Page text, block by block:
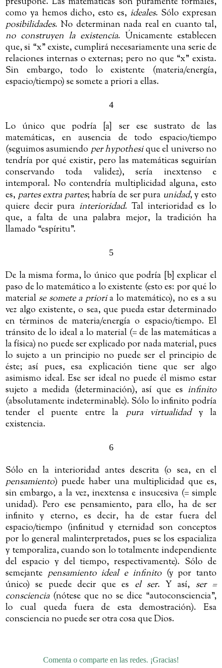
como ya hemos dicho, esto es, ideales. Sólo expresan
posibilidades. No determinan nada real en cuanto tal,
no construyen la existencia. Únicamente establecen
que, si “x” existe, cumplirá necesariamente una serie de
relaciones internas o externas; pero no que “x” exista.
Sin embargo, todo lo existente (materia/energía,
espacio/tiempo) se somete a priori a ellas.
4
Lo único que podría [a] ser ese sustrato de las
matemáticas, en ausencia de todo espacio/tiempo
(seguimos asumiendo per hypothesique el universo no
tendría por qué existir, pero las matemáticas seguirían
conservando toda validez), sería inextenso e
intemporal. No contendría multiplicidad alguna, esto
es, partes extra partes; habría de ser pura unidad, y esto
quiere decir pura interioridad. Tal interioridad es lo
que, a falta de una palabra mejor, la tradición ha
llamado “espíritu”.
5
De la misma forma, lo único que podría [b] explicar el
paso de lo matemático a lo existente (esto es: por qué lo
material se somete a prioria lo matemático), no es a su
vez algo existente, o sea, que pueda estar determinado
en términos de materia/energía o espacio/tiempo. El
tránsito de lo ideal a lo material (= de las matemáticas a
la física) no puede ser explicado por nada material, pues
lo sujeto a un principio no puede ser el principio de
éste; así pues, esa explicación tiene que ser algo
asimismo ideal. Ese ser ideal no puede él mismo estar
sujeto a medida (determinación), así que es infinito
(absolutamente indeterminable). Sólo lo infinito podría
tender el puente entre la pura virtualidady la
existencia.
6
Sólo en la interioridad antes descrita (o sea, en el
pensamiento) puede haber una multiplicidad que es,
sin embargo, a la vez, inextensa e insucesiva (= simple
unidad). Pero ese pensamiento, para ello, ha de ser
infinito y eterno, es decir, ha de estar fuera del
espacio/tiempo (infinitud y eternidad son conceptos
por lo general malinterpretados, pues se los espacializa
y temporaliza, cuando son lo totalmente independiente
del espacio y del tiempo, respectivamente). Sólo de
semejante pensamiento ideal e infinito(y por tanto
único) se puede decir que es el ser. Y así, ser =
consciencia(nótese que no se dice “autoconsciencia”,
lo cual queda fuera de esta demostración). Esa
consciencia no puede ser otra cosa que Dios.
Comenta o comparte en las redes. ¡Gracias!